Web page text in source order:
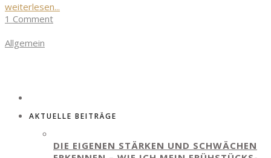
weiterlesen...
1 Comment
Allgemein
AKTUELLE BEITRÄGE
DIE EIGENEN STÄRKEN UND SCHWÄCHEN